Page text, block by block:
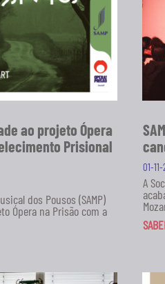
ao projeto Ópera
Prisional
dos Pousos (SAMP)
Ópera na Prisão com a
01-
A